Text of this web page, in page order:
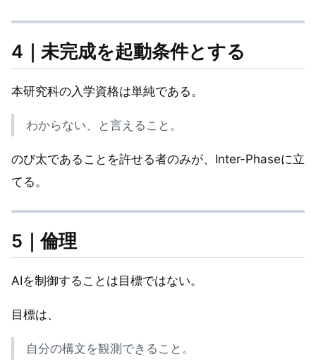
4｜未完成を起動条件とする
本研究科の入学資格は単純である。
わからない、と言えること。
のび太であることを許せる者のみが、Inter-Phaseに立
てる。
5｜倫理
AIを制御することは目標ではない。
目標は、
自分の構文を観測できること。